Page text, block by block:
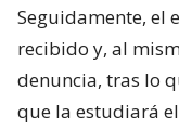
Seguidamente, el
recibido y, al
denuncia, tras lo
que la estudiará